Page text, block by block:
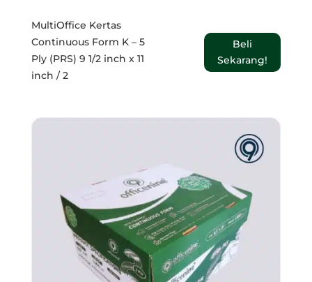
MultiOffice Kertas
Continuous Form K – 5
Ply (PRS) 9 1/2 inch x 11
inch / 2
Beli
Sekarang!